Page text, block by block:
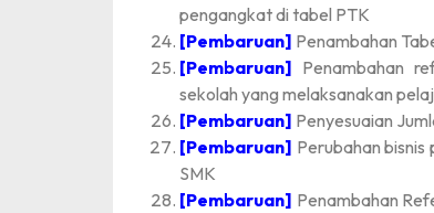
pengangkat di tabel PTK
[Pembaruan] Penambahan
[Pembaruan] Penambahan
sekolah yang melaksanakan
[Pembaruan] Penyesuaian
[Pembaruan] Perubahan
SMK
[Pembaruan] Penambahan